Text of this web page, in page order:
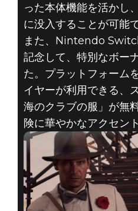
った本体機能を活かし
に没入することが可能で
また、Nintendo
記念して、特別なボー
た。プラットフォーム
イヤーが利用できる、
海のクラブの服」が無
険に華やかなアクセン